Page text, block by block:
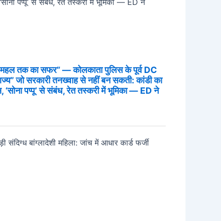
महल तक का सफर” — कोलकाता पुलिस के पूर्व DC
जो सरकारी तनख्वाह से नहीं बन सकती: कांडी का
‘सोना पप्पू’ से संबंध, रेत तस्करी में भूमिका — ED ने